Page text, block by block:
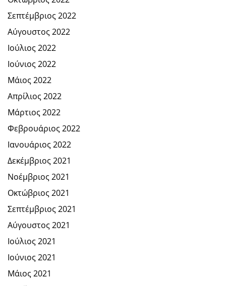
Σεπτέμβριος 2022
Αύγουστος 2022
Ιούλιος 2022
Ιούνιος 2022
Μάιος 2022
Απρίλιος 2022
Μάρτιος 2022
Φεβρουάριος 2022
Ιανουάριος 2022
Δεκέμβριος 2021
Νοέμβριος 2021
Οκτώβριος 2021
Σεπτέμβριος 2021
Αύγουστος 2021
Ιούλιος 2021
Ιούνιος 2021
Μάιος 2021